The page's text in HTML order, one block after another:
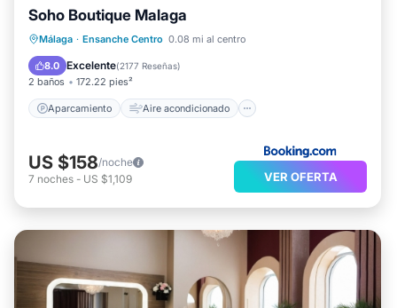
Soho Boutique Malaga
Málaga · Ensanche Centro 0.08 mi al centro
8.0 Excelente(2177 Reseñas)
2 baños 172.22 pies²
Aparcamiento Aire acondicionado
Aparcamiento
Aire acondicionado
Internet
Se admiten mascotas
US $158/noche
7 noches - US $1,109 VER OFERTA